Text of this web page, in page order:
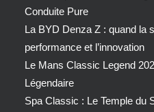
Conduite Pure
La BYD Denza Z : quand la
performance et l’innovation
Le Mans Classic Legend
Légendaire
Spa Classic : Le Temple du